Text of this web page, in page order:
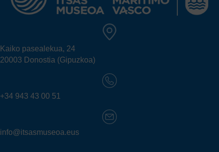
Kaiko pasealekua, 24
20003 Donostia (Gipuzkoa)
+34 943 43 00 51
info@itsasmuseoa.eus